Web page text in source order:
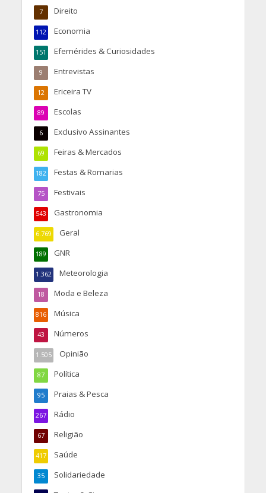
Direito
7
Economia
112
Efemérides & Curiosidades
151
Entrevistas
9
Ericeira TV
12
Escolas
89
Exclusivo Assinantes
6
Feiras & Mercados
69
Festas & Romarias
182
Festivais
75
Gastronomia
543
Geral
6.769
GNR
189
Meteorologia
1.362
Moda e Beleza
18
Música
816
Números
43
Opinião
1.505
Política
87
Praias & Pesca
95
Rádio
267
Religião
67
Saúde
417
Solidariedade
35